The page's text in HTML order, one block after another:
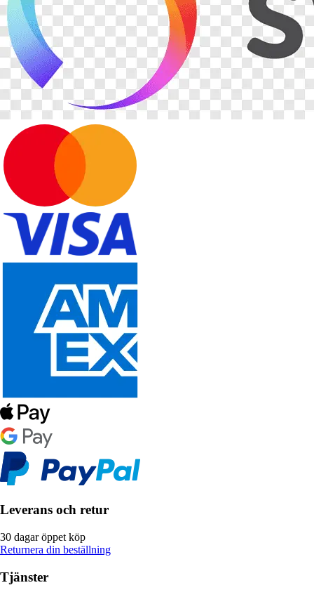
Leverans och retur
30 dagar öppet köp
Returnera din beställning
Tjänster